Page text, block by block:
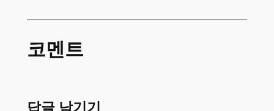
코멘트
답글 남기기